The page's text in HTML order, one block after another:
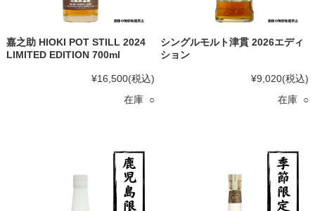
嘉之助 HIOKI POT STILL 2024
LIMITED EDITION 700ml
¥16,500(税込)
在庫 ○
シングルモルト津貫 2026エディ
ション
¥9,020(税込)
在庫 ○